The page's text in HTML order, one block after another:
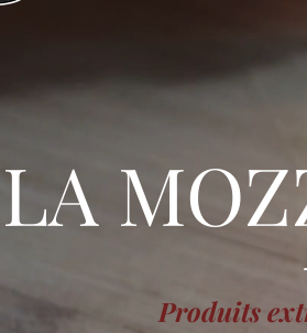
LA
Produits